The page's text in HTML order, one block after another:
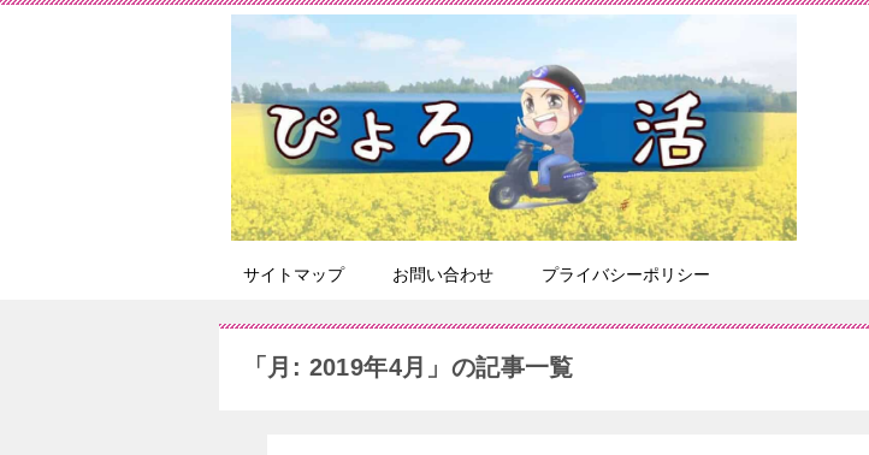
サイトマップ お問い合わせ プライバシーポリシー
「月: 2019年4月 」の記事一覧